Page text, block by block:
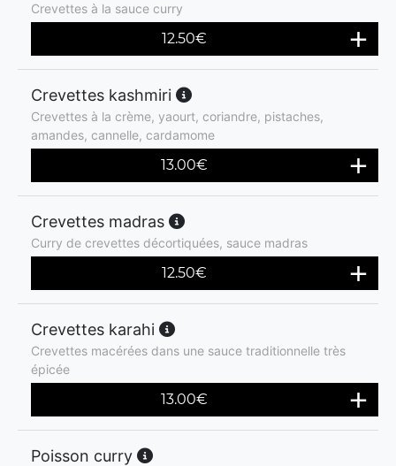
Crevettes à la sauce curry
12.50€
Crevettes kashmiri
Crevettes à la crème, yaourt, coriandre, pistaches,
amandes, cannelle, cardamome
13.00€
Crevettes madras
Curry de crevettes décortiquées, sauce madras
12.50€
Crevettes karahi
Crevettes macérées dans une sauce traditionnelle très
épicée
13.00€
Poisson curry